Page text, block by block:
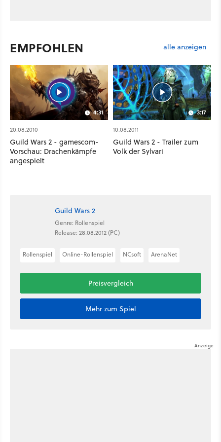
EMPFOHLEN alle anzeigen
4:31
20.08.2010
Guild Wars 2 - gamescom-
Vorschau: Drachenkämpfe
angespielt
3:17
10.08.2011
Guild Wars 2 - Trailer zum
Volk der Sylvari
Guild Wars 2
Genre: Rollenspiel
Release: 28.08.2012 (PC)
Rollenspiel Online-Rollenspiel NCsoft ArenaNet
Preisvergleich
Mehr zum Spiel